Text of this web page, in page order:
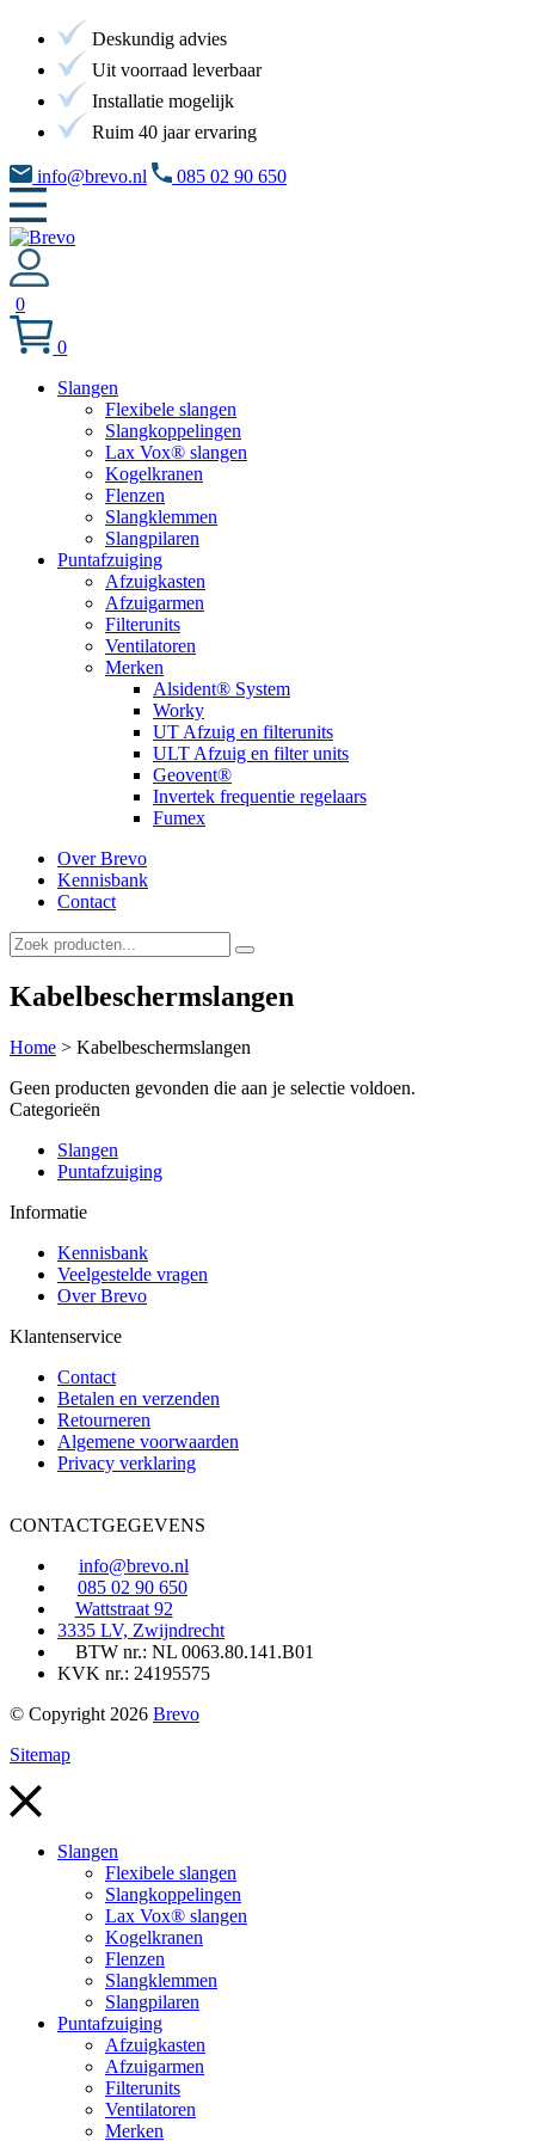
Deskundig advies
Uit voorraad leverbaar
Installatie mogelijk
Ruim 40 jaar ervaring
info@brevo.nl 085 02 90 650
0
0
Slangen
Flexibele slangen
Slangkoppelingen
Lax Vox® slangen
Kogelkranen
Flenzen
Slangklemmen
Slangpilaren
Puntafzuiging
Afzuigkasten
Afzuigarmen
Filterunits
Ventilatoren
Merken
Alsident® System
Worky
UT Afzuig en filterunits
ULT Afzuig en filter units
Geovent®
Invertek frequentie regelaars
Fumex
Over Brevo
Kennisbank
Contact
Kabelbeschermslangen
Home > Kabelbeschermslangen
Geen producten gevonden die aan je selectie voldoen.
Categorieën
Slangen
Puntafzuiging
Informatie
Kennisbank
Veelgestelde vragen
Over Brevo
Klantenservice
Contact
Betalen en verzenden
Retourneren
Algemene voorwaarden
Privacy verklaring
CONTACTGEGEVENS
info@brevo.nl
085 02 90 650
Wattstraat 92
3335 LV, Zwijndrecht
BTW nr.: NL 0063.80.141.B01
KVK nr.: 24195575
© Copyright 2026 Brevo
Sitemap
Slangen
Flexibele slangen
Slangkoppelingen
Lax Vox® slangen
Kogelkranen
Flenzen
Slangklemmen
Slangpilaren
Puntafzuiging
Afzuigkasten
Afzuigarmen
Filterunits
Ventilatoren
Merken